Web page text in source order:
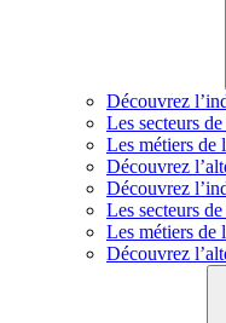
Découvrez
Les secteurs
Les métiers de
Découvrez
Découvrez
Les secteurs
Les métiers de
Découvrez